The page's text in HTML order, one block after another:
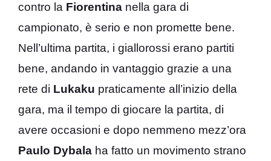
contro la Fiorentina nella gara di
campionato, è serio e non promette bene.
Nell’ultima partita, i giallorossi erano partiti
bene, andando in vantaggio grazie a una
rete di Lukaku praticamente all’inizio della
gara, ma il tempo di giocare la partita, di
avere occasioni e dopo nemmeno mezz’ora
Paulo Dybala ha fatto un movimento strano